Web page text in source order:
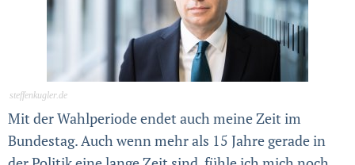
steffenkugler.de
Mit der Wahlperiode endet auch meine Zeit im
Bundestag. Auch wenn mehr als 15 Jahre gerade in